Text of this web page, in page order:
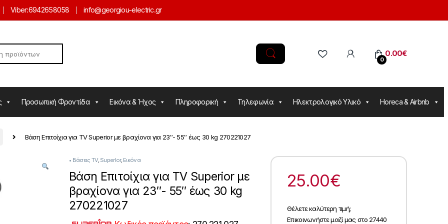
Viber:6942658058 info@georgiou-electric.gr
0
0.00€
Προσωπική Φροντίδα Εικόνα & Ήχος Πληροφορική Τηλεφωνία Ηλεκτρολογικό Υλικό Horeca & Airbnb
Βάση Επιτοίχια για TV Superior με βραχίονα για 23″- 55″ έως 30 kg 270221027
• Βάσεις TV, SuperIor, Εικόνα
Βάση Επιτοίχια για TV Superior με
βραχίονα για 23″- 55″ έως 30 kg
270221027
25.00€
Θέλετε καλύτερη τιμή;
Επικοινωνήστε μαζί μας στο 27440